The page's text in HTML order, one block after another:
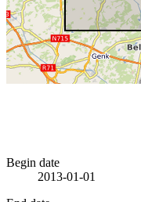
Begin date
2013-01-01